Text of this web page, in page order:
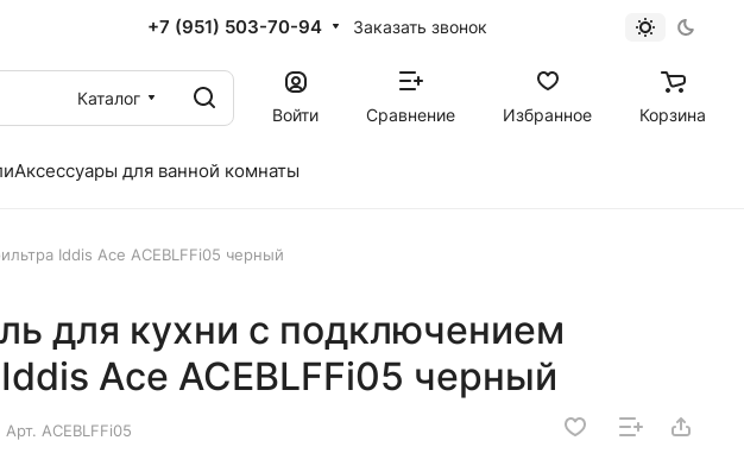
+7 (951) 503-70-94 Заказать звонок
Каталог
Войти
Сравнение Избранное Корзина
Аксессуары для ванной комнаты
Iddis Ace ACEBLFFi05 черный
для кухни с подключением
Ace ACEBLFFi05 черный
Арт. ACEBLFFi05